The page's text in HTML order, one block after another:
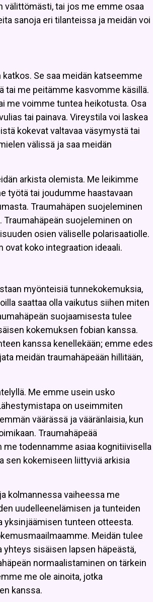
välittömästi, tai jos me emme osaa
sanoja eri tilanteissa ja meidän voi
Se saa meidän katseemme
tai me peitämme kasvomme käsillä.
me voimme tuntea heikotusta. Osa
tai painava. Vireystila voi laskea
kokevat valtavaa väsymystä tai
välissä ja saa meidän
arkista olemista. Me leikimme
työtä tai joudumme haastavaan
Traumahäpen suojeleminen
suojeleminen on
osien väliselle polarisaatiolle.
koko integraation ideaali.
myönteisiä tunnekokemuksia,
saattaa olla vaikutus siihen miten
suojaamisesta tulee
kokemuksen fobian kanssa.
kanssa kenellekään; emme edes
meidän traumahäpeään hillitään,
Me emme usein usko
on useimmiten
väärässä ja vääränlaisia, kun
Traumahäpeää
todennamme asiaa kognitiivisella
sen kokemiseen liittyviä arkisia
kolmannessa vaiheessa me
uudelleenelämisen ja tunteiden
yksinjäämisen tunteen otteesta.
Meidän tulee
yhteys sisäisen lapsen häpeästä,
normaalistaminen on tärkein
me ole ainoita, jotka
kanssa.